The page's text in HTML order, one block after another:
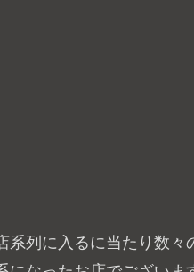
系列に入るに当たり数々